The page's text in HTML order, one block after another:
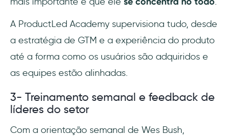
A ProductLed Academy supervisiona tudo, desde
a estratégia de GTM e a experiência do produto
até a forma como os usuários são adquiridos e
as equipes estão alinhadas.
3- Treinamento semanal e feedback de
líderes do setor
Com a orientação semanal de Wes Bush,